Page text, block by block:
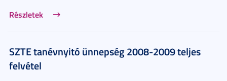
Részletek
SZTE tanévnyitó ünnepség 2008-2009 teljes
felvétel